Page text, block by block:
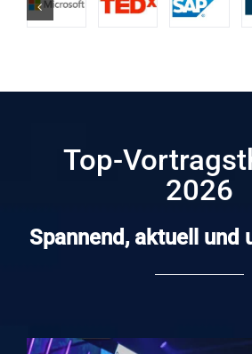
Top-
2026
Spannend, aktuell und